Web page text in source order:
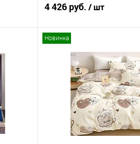
4 426 руб. / шт
Купить в 1 клик
В избранное
Новинка